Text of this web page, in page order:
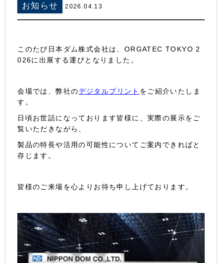
お知らせ 2026.04.13
このたび日本ダム株式会社は、ORGATEC TOKYO 2
026に出展する運びとなりました。
会場では、弊社のデジタルプリント をご紹介いたしま
す。
日頃お世話になっております皆様に、実際の展示をご
覧いただきながら、
製品の特長や活用の可能性についてご案内できればと
存じます。
皆様のご来場を心よりお待ち申し上げております。